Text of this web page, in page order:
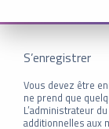
S’enregistrer
Vous devez être
ne prend que
L’administrateur
additionnelles aux